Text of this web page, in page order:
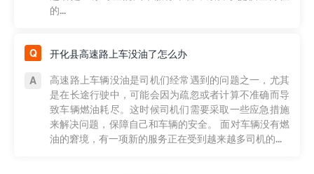
的...
开化县高速路上车没油了怎么办
高速路上车辆没油是司机们经常遇到的问题之一，尤其
是在长途行驶中，可能会因为疏忽或者计算不准确而导
致车辆燃油耗尽。这时候司机们需要采取一些应急措施
来解决问题，保障自己和车辆的安全。 面对车辆没有燃
油的窘境，有一项新的服务正在受到越来越多司机的...